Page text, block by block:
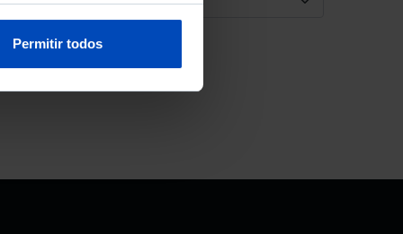
Permitir todos